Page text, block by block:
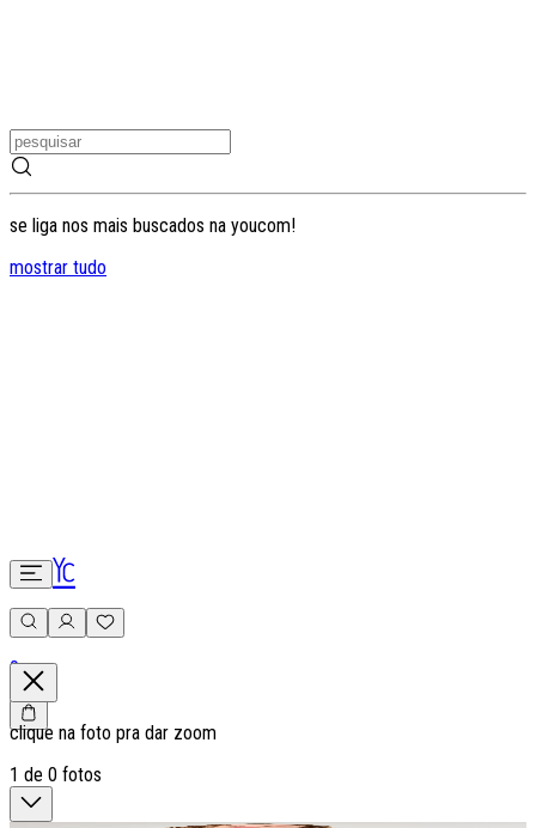
se liga nos mais buscados na youcom!
mostrar tudo
0
clique na foto pra dar zoom
1 de 0 fotos